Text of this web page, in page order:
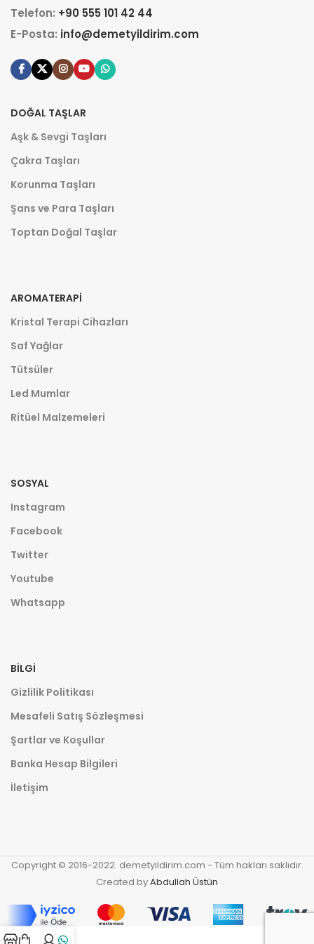
Telefon: +90 555 101 42 44
E-Posta: info@demetyildirim.com
DOĞAL TAŞLAR
Aşk & Sevgi Taşları
Çakra Taşları
Korunma Taşları
Şans ve Para Taşları
Toptan Doğal Taşlar
AROMATERAPI
Kristal Terapi Cihazları
Saf Yağlar
Tütsüler
Led Mumlar
Ritüel Malzemeleri
SOSYAL
Instagram
Facebook
Twitter
Youtube
Whatsapp
BILGI
Gizlilik Politikası
Mesafeli Satış Sözleşmesi
Şartlar ve Koşullar
Banka Hesap Bilgileri
İletişim
Copyright © 2016-2022. demetyildirim.com - Tüm hakları saklıdır.
Created byAbdullah Üstün